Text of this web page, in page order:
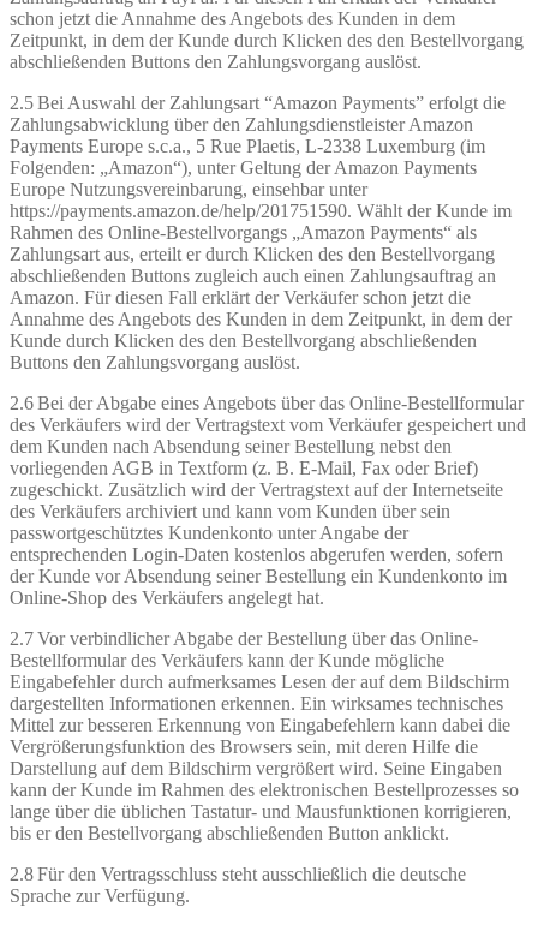
schon jetzt die Annahme des Angebots des Kunden in dem
Zeitpunkt, in dem der Kunde durch Klicken des den Bestellvorgang
abschließenden Buttons den Zahlungsvorgang auslöst.
2.5 Bei Auswahl der Zahlungsart “Amazon Payments” erfolgt die
Zahlungsabwicklung über den Zahlungsdienstleister Amazon
Payments Europe s.c.a., 5 Rue Plaetis, L-2338 Luxemburg (im
Folgenden: „Amazon“), unter Geltung der Amazon Payments
Europe Nutzungsvereinbarung, einsehbar unter
https://payments.amazon.de/help/201751590. Wählt der Kunde im
Rahmen des Online-Bestellvorgangs „Amazon Payments“ als
Zahlungsart aus, erteilt er durch Klicken des den Bestellvorgang
abschließenden Buttons zugleich auch einen Zahlungsauftrag an
Amazon. Für diesen Fall erklärt der Verkäufer schon jetzt die
Annahme des Angebots des Kunden in dem Zeitpunkt, in dem der
Kunde durch Klicken des den Bestellvorgang abschließenden
Buttons den Zahlungsvorgang auslöst.
2.6 Bei der Abgabe eines Angebots über das Online-Bestellformular
des Verkäufers wird der Vertragstext vom Verkäufer gespeichert und
dem Kunden nach Absendung seiner Bestellung nebst den
vorliegenden AGB in Textform (z. B. E-Mail, Fax oder Brief)
zugeschickt. Zusätzlich wird der Vertragstext auf der Internetseite
des Verkäufers archiviert und kann vom Kunden über sein
passwortgeschütztes Kundenkonto unter Angabe der
entsprechenden Login-Daten kostenlos abgerufen werden, sofern
der Kunde vor Absendung seiner Bestellung ein Kundenkonto im
Online-Shop des Verkäufers angelegt hat.
2.7 Vor verbindlicher Abgabe der Bestellung über das Online-
Bestellformular des Verkäufers kann der Kunde mögliche
Eingabefehler durch aufmerksames Lesen der auf dem Bildschirm
dargestellten Informationen erkennen. Ein wirksames technisches
Mittel zur besseren Erkennung von Eingabefehlern kann dabei die
Vergrößerungsfunktion des Browsers sein, mit deren Hilfe die
Darstellung auf dem Bildschirm vergrößert wird. Seine Eingaben
kann der Kunde im Rahmen des elektronischen Bestellprozesses so
lange über die üblichen Tastatur- und Mausfunktionen korrigieren,
bis er den Bestellvorgang abschließenden Button anklickt.
2.8 Für den Vertragsschluss steht ausschließlich die deutsche
Sprache zur Verfügung.